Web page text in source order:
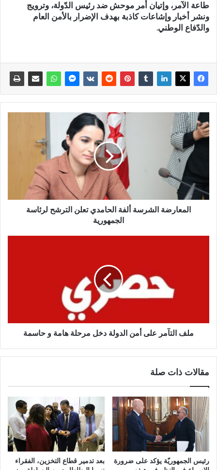
طاعة الآمر، وإتيان أمر موحش ضد رئيس الدّولة، وترويج
ونشر أخبار وإشاعات كاذبة بهدف الإضرار بالأمن العام
والدّفاع الوطني.
المعارضة الشرسة ألفة الحامدي تعلن الترشح لرئاسة
الجمهورية
ملف التآمر على أمن الدولة دخل مرحلة هامة و حاسمة
مقالات ذات صلة
رئيس الجمهوريّة يؤكد على ضرورة
بعد تدمير قطاع التخزين، الفقراء